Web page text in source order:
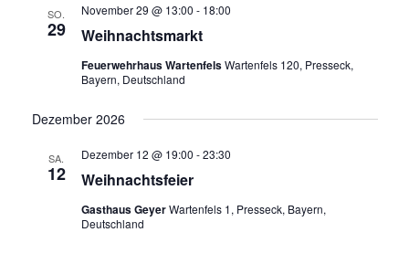
SO.
29 Weihnachtsmarkt
November 29 @ 13:00 - 18:00
Feuerwehrhaus WartenfelsWartenfels 120, Presseck,
Bayern, Deutschland
Dezember 2026
SA.
12 Weihnachtsfeier
Dezember 12 @ 19:00 -23:30
Gasthaus GeyerWartenfels 1, Presseck, Bayern,
Deutschland